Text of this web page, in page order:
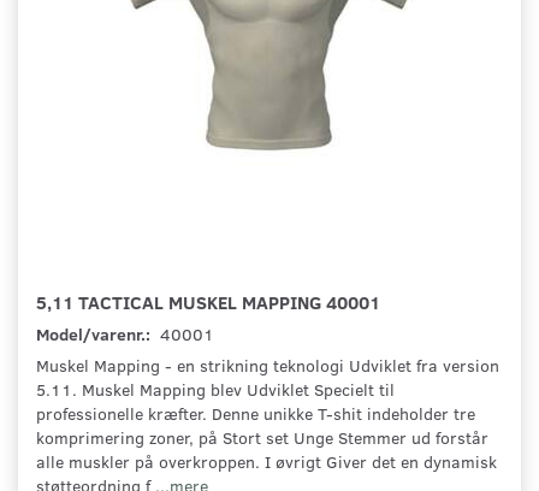
5,11 TACTICAL MUSKEL MAPPING 40001
Model/varenr.: 40001
Muskel Mapping - en strikning teknologi Udviklet fra version
5.11. Muskel Mapping blev Udviklet Specielt til
professionelle kræfter. Denne unikke T-shit indeholder tre
komprimering zoner, på Stort set Unge Stemmer ud forstår
alle muskler på overkroppen. I øvrigt Giver det en dynamisk
støtteordning f ...mere